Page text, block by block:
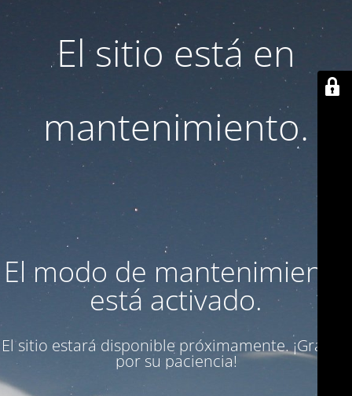
El sitio está en
mantenimiento.
El modo de mantenimiento
está activado.
El sitio estará disponible próximamente. ¡Gracias
por su paciencia!